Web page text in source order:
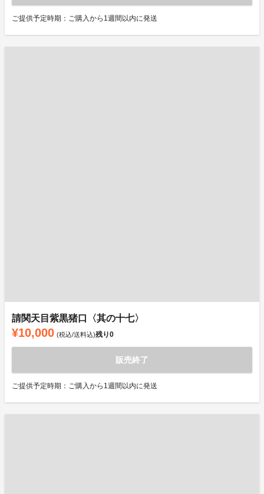
ご提供予定時期：ご購入から1週間以内に発送
請関天目紫黒猪口〈其の十七〉
¥10,000 (税込/送料込)残り0
販売終了
ご提供予定時期：ご購入から1週間以内に発送